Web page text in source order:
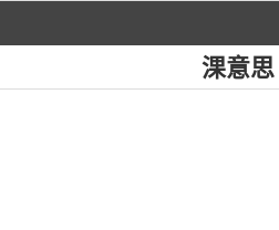
淉意思